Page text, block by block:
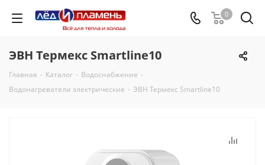
0
ЭВН Термекс Smartline10
Главная - Каталог - Водоснабжение -
Водонагреватели электрические - ЭВН Термекс Smartline10